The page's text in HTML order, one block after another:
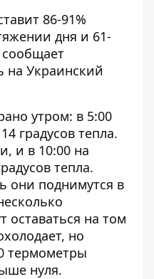
86-91%
дня и 61-
на Украинский
утром: в 5:00
градусов тепла.
и в 10:00 на
тепла.
они поднимутся в
оставаться на том
но
термометры
нуля.